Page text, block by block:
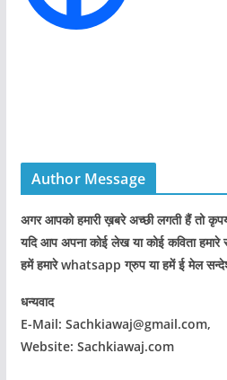
Author Message
अगर आपको हमारी ख़बरे अच्छी लगती हैं तो
यदि आप अपना कोई लेख या कोई कविता हमारे
हमें हमारे whatsapp ग्रुप या हमें ई मेल
धन्यवाद
E-Mail: Sachkiawaj@gmail.com,
Website: Sachkiawaj.com